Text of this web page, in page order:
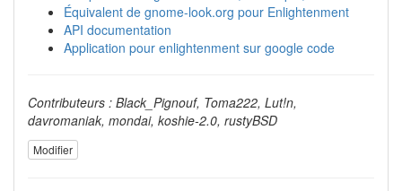
Équivalent de gnome-look.org pour Enlightenment
API documentation
Application pour enlightenment sur google code
Contributeurs : Black_Pignouf, Toma222, Lut!n,
davromaniak, mondai, koshie-2.0, rustyBSD
Modifier